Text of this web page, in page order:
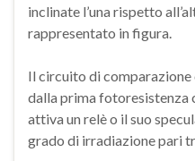
inclinate l’una rispetto
rappresentato in figura.
Il circuito di
dalla prima fotoresistenza
attiva un relè o il suo
grado di irradiazione pari